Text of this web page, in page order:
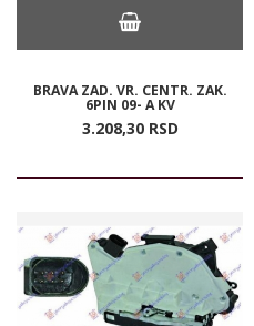
BRAVA ZAD. VR. CENTR. ZAK.
6PIN 09- A KV
3.208,30 RSD